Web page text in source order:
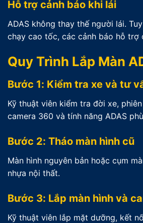
Hỗ trợ cảnh báo khi lái
ADAS không thay thế người lái.
chạy cao tốc, các cảnh báo hỗ
Quy Trình Lắp Màn
Bước 1: Kiểm tra xe và tư
Kỹ thuật viên kiểm tra đời xe,
camera 360 và tính năng ADAS
Bước 2: Tháo màn hình cũ
Màn hình nguyên bản hoặc cụm
nhựa nội thất.
Bước 3: Lắp màn hình và
Kỹ thuật viên lắp mặt dưỡng, kết